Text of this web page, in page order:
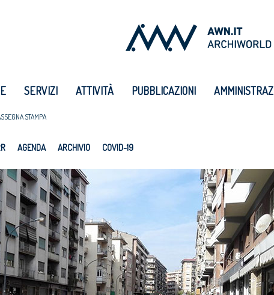
SERVIZI ATTIVITÀ PUBBLICAZIONI
STAMPA
AGENDA ARCHIVIO COVID-19